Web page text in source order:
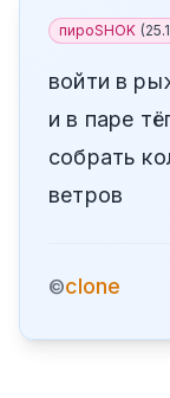
пироSHOK (
войти в
и в паре
собрать
ветров
©clone